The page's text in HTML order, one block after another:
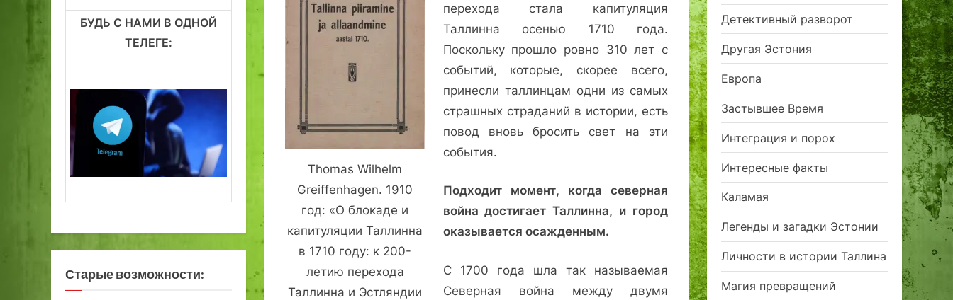
Thomas Wilhelm
Greiffenhagen. 1910
год: «О блокаде и
капитуляции Таллинна
в 1710 году: к 200-
летию перехода
Таллинна и Эстляндии
перехода стала капитуляция
Таллинна осенью 1710 года.
Поскольку прошло ровно 310 лет с
событий, которые, скорее всего,
принесли таллинцам одни из самых
страшных страданий в истории, есть
повод вновь бросить свет на эти
события.
Подходит момент, когда северная
война достигает Таллинна, и город
оказывается осажденным.
С 1700 года шла так называемая
Северная война между двумя
БУДЬ С НАМИ В ОДНОЙ
ТЕЛЕГЕ:
Старые возможности:
Детективный разворот
Другая Эстония
Европа
Застывшее Время
Интеграция и порох
Интересные факты
Каламая
Легенды и загадки Эстонии
Личности в истории Таллина
Магия превращений